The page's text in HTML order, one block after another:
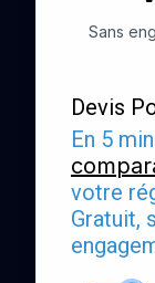
Sans
Devis
En 5
votre
Gratuit,